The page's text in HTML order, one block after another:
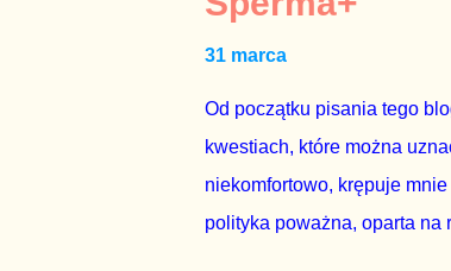
zapadnie decyzja, aby
człowieka i szanującego
procedurze zmiany
31 marca
Od początku pisania tego
kwestiach, które można
niekomfortowo, krępuje
polityka poważna, oparta na